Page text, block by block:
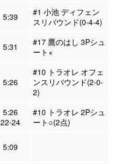
5:39
#1 小池 ディフェン
スリバウンド(0-4-4)
5:31
#17 鷹のはし 3Pシュ
ート×
5:26
#10 トラオレ オフェ
ンスリバウンド(2-0-
2)
5:26
22-24
#10 トラオレ 2Pシュ
ート○(2点)
5:09